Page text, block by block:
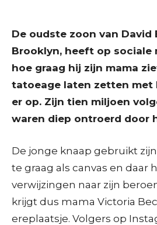
De oudste zoon van David
Brooklyn, heeft op sociale
hoe graag hij zijn mama
tatoeage laten zetten met
er op. Zijn tien miljoen
waren diep ontroerd door
De jonge knaap gebruikt
te graag als canvas en daar
verwijzingen naar zijn
krijgt dus mama Victoria
ereplaatsje. Volgers op